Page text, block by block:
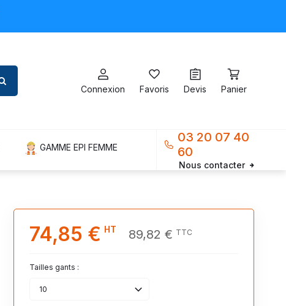
Connexion Favoris Devis Panier
GAMME EPI FEMME
03 20 07 40
60
Nous contacter
74,85 € HT 89,82 € TTC
Tailles gants :
10